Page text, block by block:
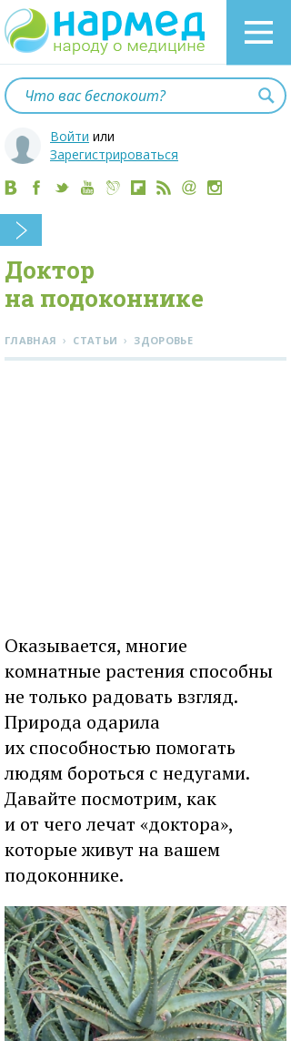
Войти или
Зарегистрироваться
Доктор
на подоконнике
ГЛАВНАЯ › СТАТЬИ › ЗДОРОВЬЕ
Оказывается, многие
комнатные растения способны
не только радовать взгляд.
Природа одарила
их способностью помогать
людям бороться с недугами.
Давайте посмотрим, как
и от чего лечат «доктора»,
которые живут на вашем
подоконнике.